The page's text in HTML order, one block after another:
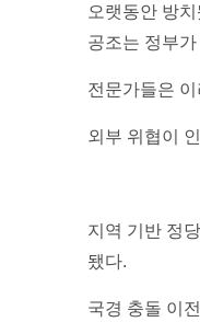
오랫동안 방
공조는 정부
전문가들은
외부 위협이
지역 기반 정
됐다.
국경 충돌 이